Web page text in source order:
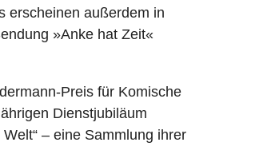
erscheinen außerdem in
»Anke hat Zeit«
Preis für Komische
Dienstjubiläum
– eine Sammlung ihrer